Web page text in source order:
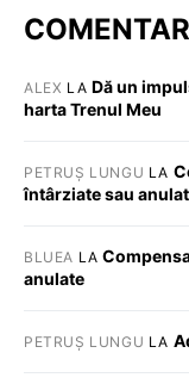
ALEX LA Dă un
harta Trenul Meu
PETRUȘ LUNGU LA
întârziate sau
BLUEA LA
anulate
PETRUȘ LUNGU LA